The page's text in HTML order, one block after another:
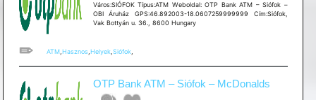
Város:SIÓFOK Típus:ATM Weboldal: OTP Bank ATM – Siófok –
OBI Áruház GPS:46.892003-18.0607259999999 Cím:Siófok,
Vak Bottyán u. 36., 8600 Hungary
ATM,Hasznos,Helyek,Siófok,
OTP Bank ATM – Siófok – McDonalds